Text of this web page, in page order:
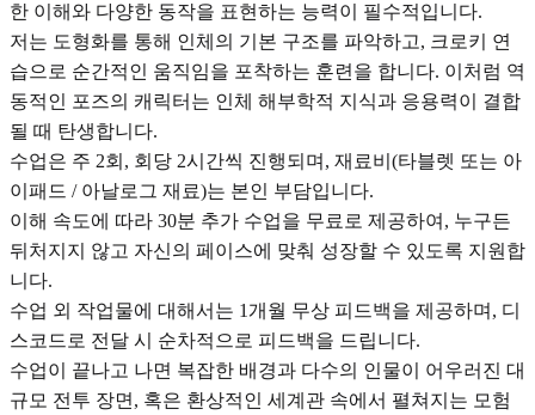
한 이해와 다양한 동작을 표현하는 능력이 필수적입니다.
저는 도형화를 통해 인체의 기본 구조를 파악하고, 크로키 연
습으로 순간적인 움직임을 포착하는 훈련을 합니다. 이처럼 역
동적인 포즈의 캐릭터는 인체 해부학적 지식과 응용력이 결합
될 때 탄생합니다.
수업은 주 2회, 회당 2시간씩 진행되며, 재료비(타블렛 또는 아
이패드 / 아날로그 재료)는 본인 부담입니다.
이해 속도에 따라 30분 추가 수업을 무료로 제공하여, 누구든
뒤처지지 않고 자신의 페이스에 맞춰 성장할 수 있도록 지원합
니다.
수업 외 작업물에 대해서는 1개월 무상 피드백을 제공하며, 디
스코드로 전달 시 순차적으로 피드백을 드립니다.
수업이 끝나고 나면 복잡한 배경과 다수의 인물이 어우러진 대
규모 전투 장면, 혹은 환상적인 세계관 속에서 펼쳐지는 모험